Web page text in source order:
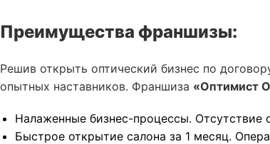
Преимущества франшизы:
Решив открыть оптический бизнес по
опытных наставников. Франшиза «Оптимист
Налаженные бизнес-процессы. Отсутствие
Быстрое открытие салона за 1 месяц.